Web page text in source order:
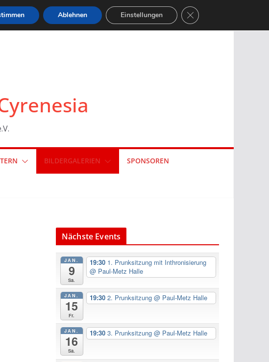
BILDERGALERIEN SPONSOREN
Nächste Events
JAN.
9
Sa.
19:30 1. Prunksitzung mit Inthronisierung
@ Paul-Metz Halle
JAN.
15
Fr.
19:30 2. Prunksitzung @ Paul-Metz Halle
JAN.
16
Sa.
19:30 3. Prunksitzung @ Paul-Metz Halle
Ablehnen Einstellungen GDPR Cookie-Banner